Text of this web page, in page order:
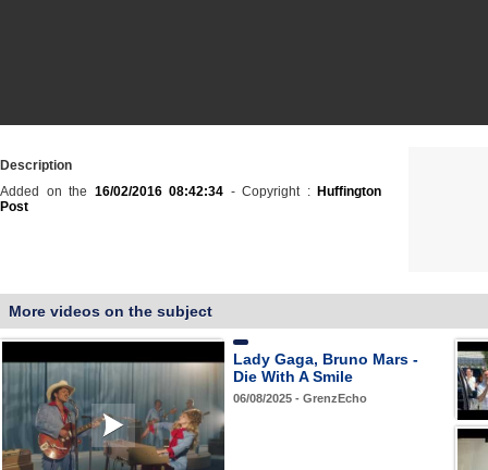
Description
Added on the 16/02/2016 08:42:34 - Copyright : Huffington
Post
More videos on the subject
Lady Gaga, Bruno Mars -
Die With A Smile
06/08/2025 - GrenzEcho